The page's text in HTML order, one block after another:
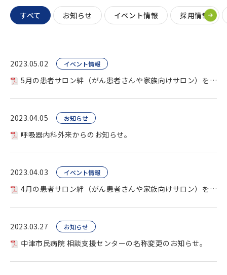
すべて お知らせ イベント情報 採用情報
2023.05.02 イベント情報
5月の患者サロン絆（がん患者さんや家族向けサロン）を開催します。
2023.04.05 お知らせ
呼吸器内科外来からのお知らせ。
2023.04.03 イベント情報
4月の患者サロン絆（がん患者さんや家族向けサロン）を開催します。
2023.03.27 お知らせ
中津市民病院 相談支援センターの名称変更のお知らせ。